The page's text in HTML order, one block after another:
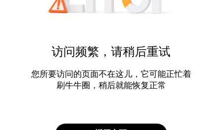
访问频繁，请稍后重试
您所要访问的页面不在这儿，它可能正忙着
刷牛牛圈，稍后就能恢复正常